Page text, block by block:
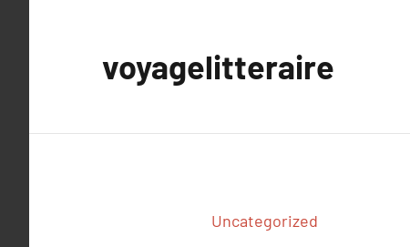
voyagelitteraire
Uncategorized